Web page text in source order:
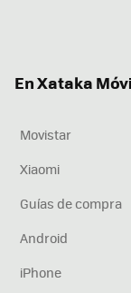
En Xataka
Movistar
Xiaomi
Guías de compra
Android
iPhone